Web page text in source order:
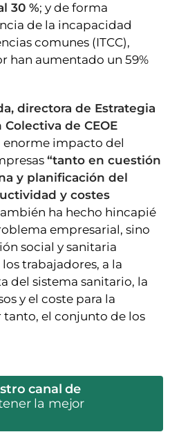
30 %; y de forma
de la incapacidad
comunes (ITCC),
han aumentado un 59%
directora de Estrategia
de CEOE
enorme impacto del
“tanto en cuestión
y planificación del
y costes
ha hecho hincapié
empresarial, sino
social y sanitaria
trabajadores, a la
del sistema sanitario, la
y el coste para la
tanto, el conjunto de los
canal de
la mejor